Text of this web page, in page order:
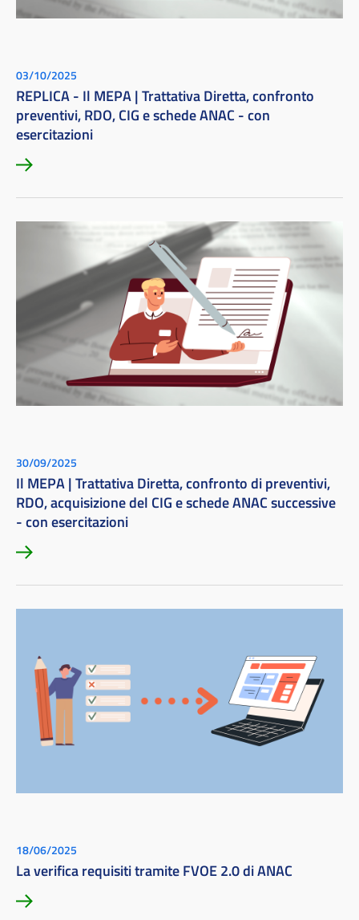
03/10/2025
REPLICA - Il MEPA | Trattativa Diretta, confronto
preventivi, RDO, CIG e schede ANAC - con
esercitazioni
30/09/2025
Il MEPA | Trattativa Diretta, confronto di preventivi,
RDO, acquisizione del CIG e schede ANAC successive
- con esercitazioni
18/06/2025
La verifica requisiti tramite FVOE 2.0 di ANAC